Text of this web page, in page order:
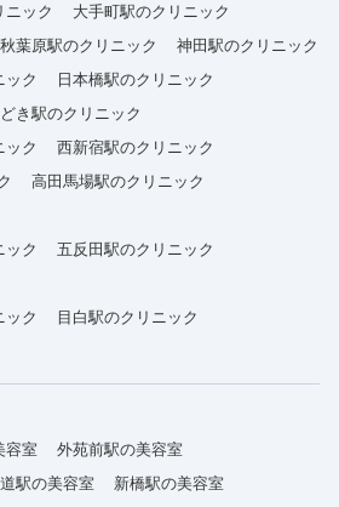
ニック
大手町駅のクリニック
秋葉原駅のクリニック
神田駅のクリニック
ック
日本橋駅のクリニック
き駅のクリニック
ック
西新宿駅のクリニック
高田馬場駅のクリニック
ック
五反田駅のクリニック
ック
目白駅のクリニック
容室
外苑前駅の美容室
駅の美容室
新橋駅の美容室